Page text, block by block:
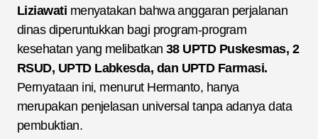
Liziawati menyatakan bahwa anggaran perjalanan
dinas diperuntukkan bagi program-program
kesehatan yang melibatkan 38 UPTD Puskesmas, 2
RSUD, UPTD Labkesda, dan UPTD Farmasi.
Pernyataan ini, menurut Hermanto, hanya
merupakan penjelasan universal tanpa adanya data
pembuktian.